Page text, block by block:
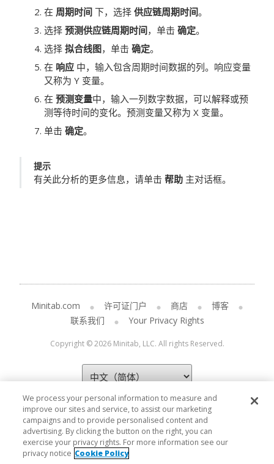
在 周期时间 下，选择 供应链周期时间。
选择 预测供应链周期时间，单击 确定。
选择 拟合线图，单击 确定。
在 响应 中，输入包含周期时间数据的列。响应变量
又称为 Y 变量。
在 预测变量中，输入一列数字数据，可以解释或预
测等待时间的变化。预测变量又称为 X 变量。
单击 确定。
提示
有关此分析的更多信息，请单击 帮助 主对话框。
Minitab.com 许可证门户 商店
博客
联系我们
Your Privacy Rights
Copyright © 2026 Minitab, LLC. All rights Reserved.
We process your personal information to measure and
improve our sites and service, to assist our marketing
campaigns and to provide personalised content and
advertising. By clicking the button on the right, you can
exercise your privacy rights. For more information see our
privacy notice Cookie Policy